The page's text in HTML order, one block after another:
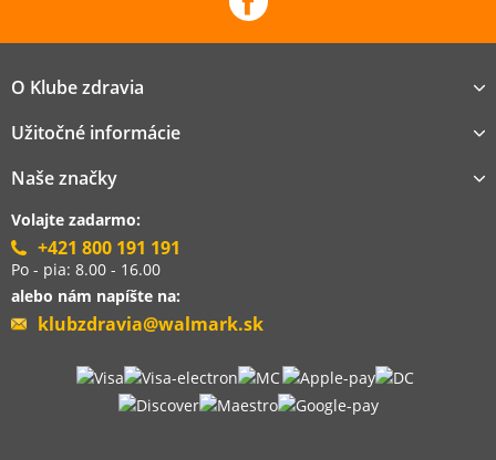
O Klube zdravia
Užitočné informácie
Naše značky
Volajte zadarmo:
+421 800 191 191
Po - pia: 8.00 - 16.00
alebo nám napíšte na:
klubzdravia@walmark.sk